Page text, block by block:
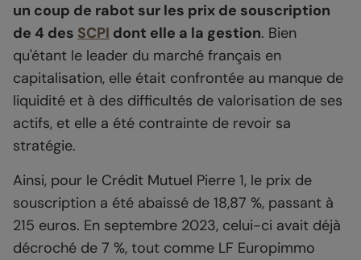
un coup de rabot sur les prix de souscription
de 4 des SCPI dont elle a la gestion. Bien
qu'étant le leader du marché français en
capitalisation, elle était confrontée au manque de
liquidité et à des difficultés de valorisation de ses
actifs, et elle a été contrainte de revoir sa
stratégie.
Ainsi, pour le Crédit Mutuel Pierre 1, le prix de
souscription a été abaissé de 18,87 %, passant à
215 euros. En septembre 2023, celui-ci avait déjà
décroché de 7 %, tout comme LF Europimmo